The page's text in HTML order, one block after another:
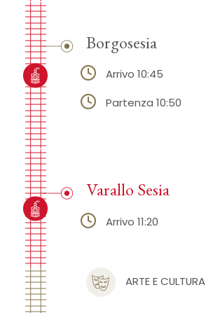
Borgosesia
Arrivo 10:45
Partenza 10:50
ARTE E CULTURA
Varallo Sesia
Arrivo 11:20